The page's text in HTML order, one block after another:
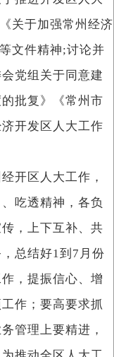
关于加强常州经济
文件精神;讨论并
党组关于同意建
批复》《常州市
开发区人大工作
开区人大工作，
吃透精神，各负
，上下互补、共
总结好1到7月份
，提振信心、增
作；要高要求抓
管理上要精进，